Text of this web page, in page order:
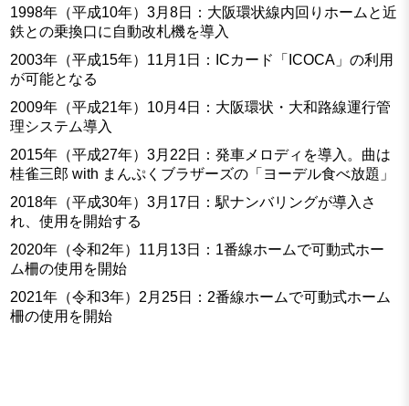
1998年（平成10年）3月8日：大阪環状線内回りホームと近
鉄との乗換口に自動改札機を導入
2003年（平成15年）11月1日：ICカード「ICOCA」の利用
が可能となる
2009年（平成21年）10月4日：大阪環状・大和路線運行管
理システム導入
2015年（平成27年）3月22日：発車メロディを導入。曲は
桂雀三郎 with まんぷくブラザーズの「ヨーデル食べ放題」
2018年（平成30年）3月17日：駅ナンバリングが導入さ
れ、使用を開始する
2020年（令和2年）11月13日：1番線ホームで可動式ホー
ム柵の使用を開始
2021年（令和3年）2月25日：2番線ホームで可動式ホーム
柵の使用を開始